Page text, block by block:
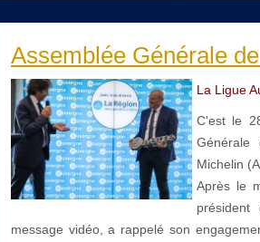
Assemblée Générale
La Ligue
C'est le
Michelin
Après le
président
message vidéo, a rappelé son